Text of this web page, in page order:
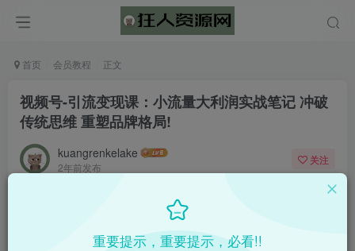
首页 会员教程 正文
视频号-引流变现课：小流量大利润实战笔记 冲破
传统思维 重塑品牌格局!
kuangrenkelake
2年前发布
关注
重要提示，重要提示，必看!!